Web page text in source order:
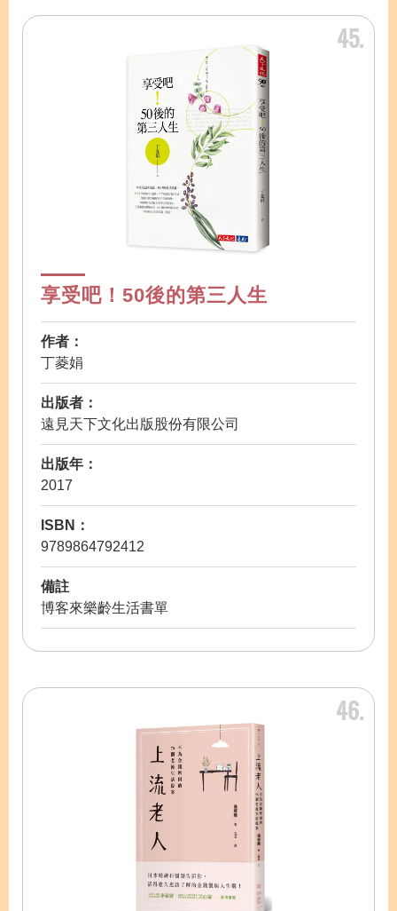
45
享受吧！50後的第三人生
作者：
丁菱娟
出版者：
遠見天下文化出版股份有限公司
出版年：
2017
ISBN：
9789864792412
備註
博客來樂齡生活書單
46